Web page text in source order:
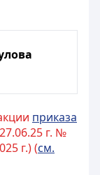
приказа
г. №
г.) (см.